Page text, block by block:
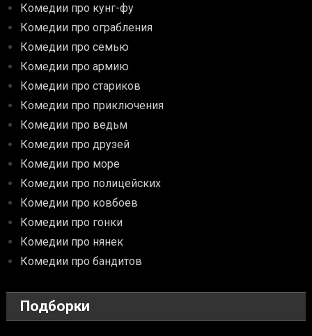
Комедии про кунг-фу
Комедии про ограбления
Комедии про семью
Комедии про армию
Комедии про стариков
Комедии про приключения
Комедии про ведьм
Комедии про друзей
Комедии про море
Комедии про полицейских
Комедии про ковбоев
Комедии про гонки
Комедии про нянек
Комедии про бандитов
Подборки